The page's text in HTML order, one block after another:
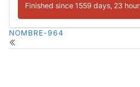
Finished since 1559 days, 23
NOMBRE-964